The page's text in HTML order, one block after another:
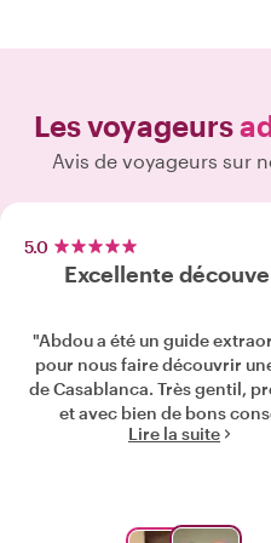
Les voyageurs
Avis de voyageurs sur
5.0
Excellente
"Abdou a été un guide
pour nous faire découvrir
de Casablanca. Très gentil,
et avec bien de bons
Lire la suite